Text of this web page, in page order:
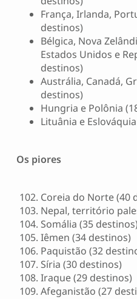
França, Irlanda,
destinos)
Bélgica, Nova
Estados Unidos e
destinos)
Austrália, Canadá,
destinos)
Hungria e Polônia
Lituânia e
Os piores
Coreia do Norte (40
Nepal, território
Somália (35 destinos)
Iêmen (34 destinos)
Paquistão (32
Síria (30 destinos)
Iraque (29 destinos)
Afeganistão (27